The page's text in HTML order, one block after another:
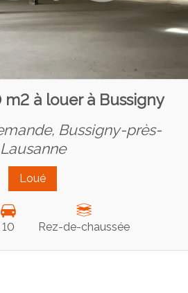
à louer à Bussigny
Bussigny-près-
Lausanne
Loué
10 Rez-de-chaussée